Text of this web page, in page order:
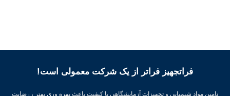
فراتجهیز فراتر از یک شرکت معمولی است!
تامین مواد شیمیایی و تجهیزات آزمایشگاهی با کیفیت باعث بهره وری بهتر ، رضایت